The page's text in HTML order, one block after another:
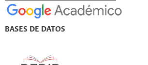
BASES DE DATOS